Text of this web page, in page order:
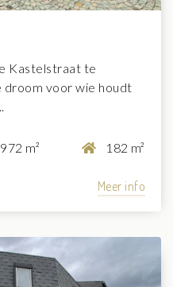
Kastelstraat te
droom voor wie houdt
972 m² 182 m²
Meer info